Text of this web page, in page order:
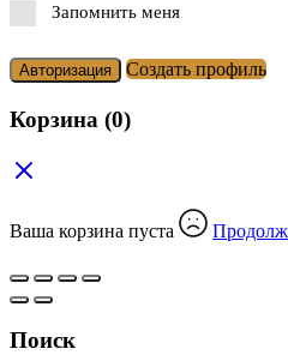
Запомнить меня
Авторизация Создать профиль
Корзина (0)
Ваша корзина пуста
Поиск